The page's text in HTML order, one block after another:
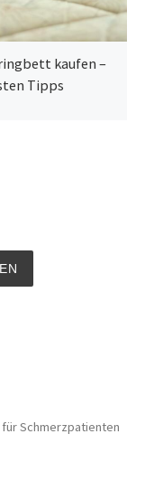
kaufen –
Tipps
Schmerzpatienten